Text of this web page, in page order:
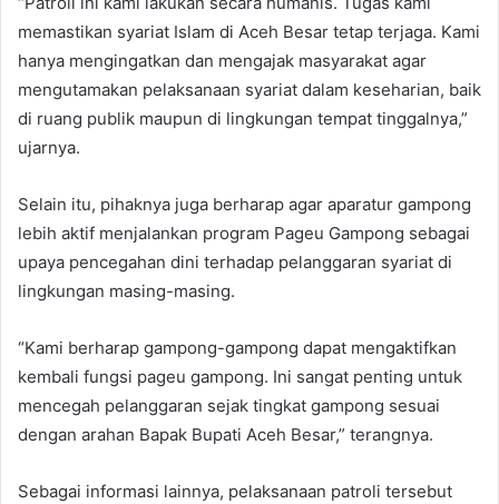
memastikan syariat Islam di Aceh Besar tetap terjaga. Kami
hanya mengingatkan dan mengajak masyarakat agar
mengutamakan pelaksanaan syariat dalam keseharian, baik
di ruang publik maupun di lingkungan tempat tinggalnya,”
ujarnya.
Selain itu, pihaknya juga berharap agar aparatur gampong
lebih aktif menjalankan program Pageu Gampong sebagai
upaya pencegahan dini terhadap pelanggaran syariat di
lingkungan masing-masing.
“Kami berharap gampong-gampong dapat mengaktifkan
kembali fungsi pageu gampong. Ini sangat penting untuk
mencegah pelanggaran sejak tingkat gampong sesuai
dengan arahan Bapak Bupati Aceh Besar,” terangnya.
Sebagai informasi lainnya, pelaksanaan patroli tersebut